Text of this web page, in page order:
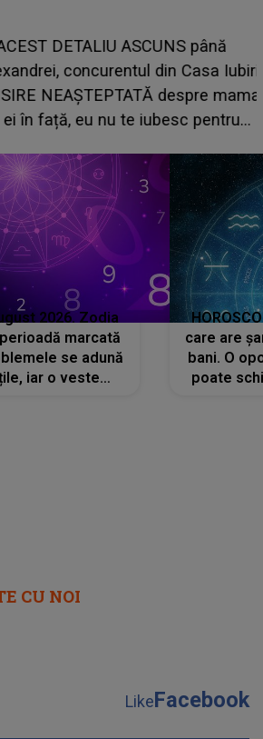
DETALIU ASCUNS până
concurentul din Casa Iubirii
NEAȘTEPTATĂ despre mama
în față, eu nu te iubesc pentru
2026. Zodia
marcată
se adună
iar o veste
care are
bani. O
poate
CU NOI
LikeFacebook